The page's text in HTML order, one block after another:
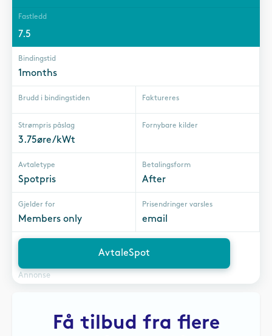
Fastledd
7.5
Bindingstid
1months
Brudd i bindingstiden Faktureres
Strømpris påslag
3.75øre/kWt
Fornybare kilder
Avtaletype
Spotpris
Betalingsform
After
Gjelder for
Members only
Prisendringer varsles
email
AvtaleSpot
Annonse
Få tilbud fra flere